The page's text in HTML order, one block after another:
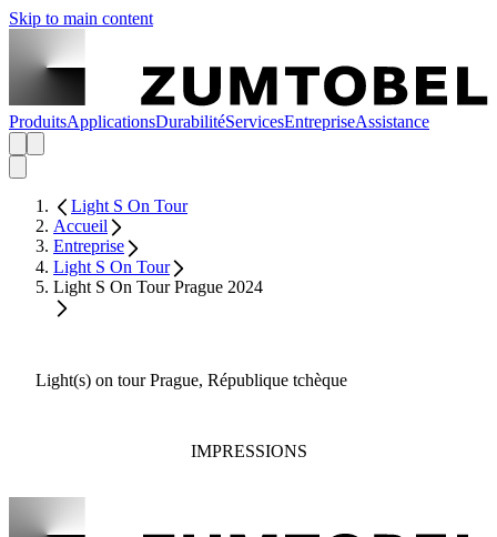
Skip to main content
ProduitsApplicationsDurabilitéServicesEntrepriseAssistance
Light S On Tour
Accueil
Entreprise
Light S On Tour
Light S On Tour Prague 2024
Light(s) on tour Prague, République tchèque
IMPRESSIONS